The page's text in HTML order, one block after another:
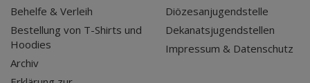
Behelfe & Verleih
Bestellung von T-Shirts und
Hoodies
Archiv
Diözesanjugendstelle
Dekanatsjugendstellen
Impressum & Datenschutz